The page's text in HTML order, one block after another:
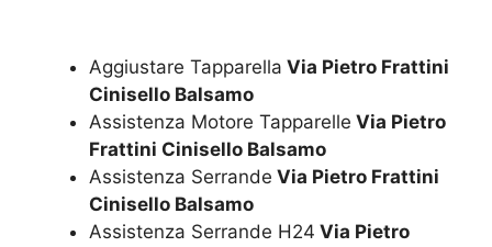
Aggiustare Tapparella Via Pietro Frattini
Cinisello Balsamo
Assistenza Motore Tapparelle Via Pietro
Frattini Cinisello Balsamo
Assistenza Serrande Via Pietro Frattini
Cinisello Balsamo
Assistenza Serrande H24 Via Pietro